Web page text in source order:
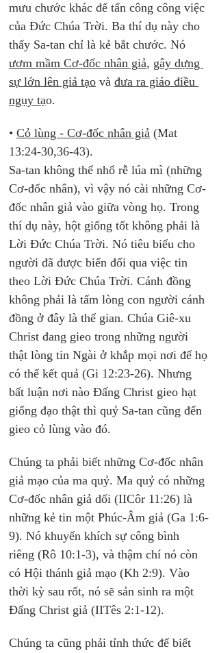
mưu chước khác để tấn công công việc
của Đức Chúa Trời. Ba thí dụ này cho
thấy Sa-tan chỉ là kẻ bắt chước. Nó
ươm mầm Cơ-đốc nhân giả, gây dựng
sự lớn lên giả tạo và đưa ra giáo điều
ngụy tạo.
• Cỏ lùng - Cơ-đốc nhân giả (Mat
13:24-30,36-43).
Sa-tan không thể nhổ rễ lúa mì (những
Cơ-đốc nhân), vì vậy nó cài những Cơ-
đốc nhân giả vào giữa vòng họ. Trong
thí dụ này, hột giống tốt không phải là
Lời Đức Chúa Trời. Nó tiêu biểu cho
người đã được biến đổi qua việc tin
theo Lời Đức Chúa Trời. Cánh đồng
không phải là tấm lòng con người cánh
đồng ở đây là thế gian. Chúa Giê-xu
Christ đang gieo trong những người
thật lòng tin Ngài ở khắp mọi nơi để họ
có thể kết quả (Gi 12:23-26). Nhưng
bất luận nơi nào Đấng Christ gieo hạt
giống đạo thật thì quỷ Sa-tan cũng đến
gieo cỏ lùng vào đó.
Chúng ta phải biết những Cơ-đốc nhân
giả mạo của ma quỷ. Ma quỷ có những
Cơ-đốc nhân giả dối (IICôr 11:26) là
những kẻ tin một Phúc-Âm giả (Ga 1:6-
9). Nó khuyến khích sự công bình
riêng (Rô 10:1-3), và thậm chí nó còn
có Hội thánh giả mạo (Kh 2:9). Vào
thời kỳ sau rốt, nó sẽ sản sinh ra một
Đấng Christ giả (IITês 2:1-12).
Chúng ta cũng phải tỉnh thức để biết